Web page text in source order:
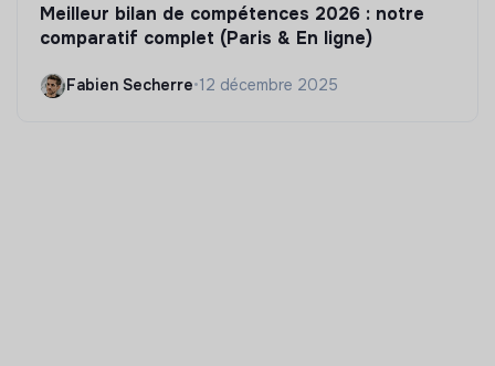
Meilleur bilan de compétences 2026 : notre
comparatif complet (Paris & En ligne)
Fabien Secherre•12 décembre 2025